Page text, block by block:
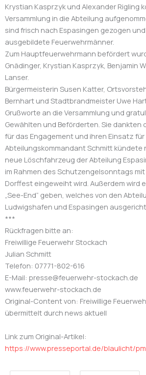
Krystian Kasprzyk und Alexander Rigling
Versammlung in die Abteilung
sind frisch nach Espasingen gezogen
ausgebildete Feuerwehrmänner.
Zum Hauptfeuerwehrmann befördert
Gnädinger, Krystian Kasprzyk, Benjamin
Lanser.
Bürgermeisterin Susen Katter,
Bernhart und Stadtbrandmeister Uwe
Grußworte an die Versammlung und
Gewählten und Beförderten. Sie dankten
für das Engagement und ihren Einsatz für
Abteilungskommandant Schmitt kündete
neue Löschfahrzeug der Abteilung
im Rahmen des Schutzengelsonntags
Dorffest eingeweiht wird. Außerdem wird
„See-End“ geben, welches von den
Ludwigshafen und Espasingen
***
Rückfragen bitte an:
Freiwillige Feuerwehr Stockach
Julian Schmitt
Telefon: 07771-802-616
E-Mail: presse@feuerwehr-stockach.de
www.feuerwehr-stockach.de
Original-Content von: Freiwillige
übermittelt durch news aktuell
Link zum Original-Artikel:
https://www.presseportal.de/blaulicht/